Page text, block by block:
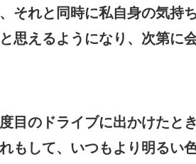
それと同時に私自身の気持
思えるようになり、次第に
目のドライブに出かけたと
もして、いつもより明るい